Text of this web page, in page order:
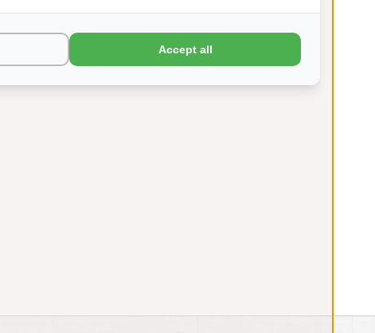
Accept all